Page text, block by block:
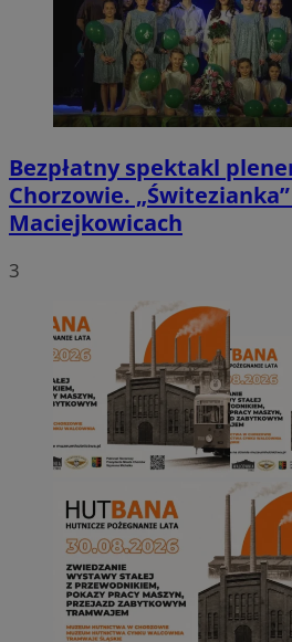
Bezpłatny spektakl
Chorzowie.
Maciejkowicach
3